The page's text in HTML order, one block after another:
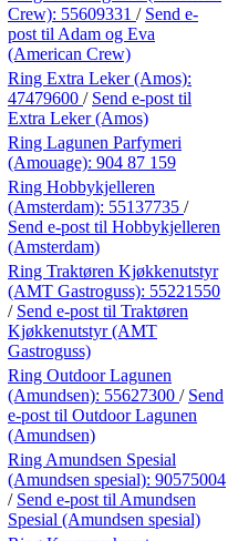
Crew): 55609331 / Send e-
post til Adam og Eva
(American Crew)
Ring Extra Leker (Amos):
47479600 / Send e-post til
Extra Leker (Amos)
Ring Lagunen Parfymeri
(Amouage): 904 87 159
Ring Hobbykjelleren
(Amsterdam): 55137735 /
Send e-post til Hobbykjelleren
(Amsterdam)
Ring Traktøren Kjøkkenutstyr
(AMT Gastroguss): 55221550
/ Send e-post til Traktøren
Kjøkkenutstyr (AMT
Gastroguss)
Ring Outdoor Lagunen
(Amundsen): 55627300 / Send
e-post til Outdoor Lagunen
(Amundsen)
Ring Amundsen Spesial
(Amundsen spesial): 90575004
/ Send e-post til Amundsen
Spesial (Amundsen spesial)